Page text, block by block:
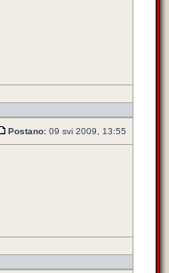
Postano: 09 svi 2009, 13:55